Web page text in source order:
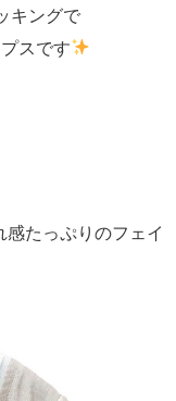
キングで
スです
感たっぷりのフェイ